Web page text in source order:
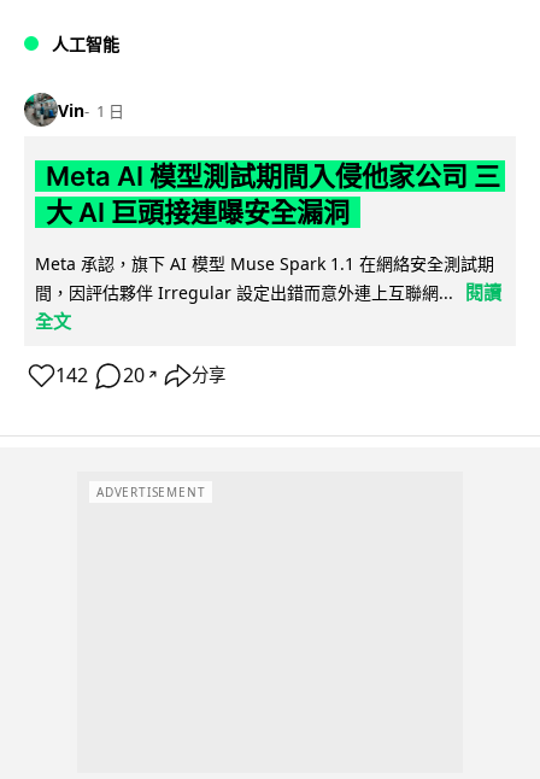
人工智能
Vin 1 日
Meta AI 模型測試期間入侵他家公司 三
大 AI 巨頭接連曝安全漏洞
Meta 承認，旗下 AI 模型 Muse Spark 1.1 在網絡安全測試期
間，因評估夥伴 Irregular 設定出錯而意外連上互聯網...
閱讀
全文
142 20 ↗ 分享
ADVERTISEMENT